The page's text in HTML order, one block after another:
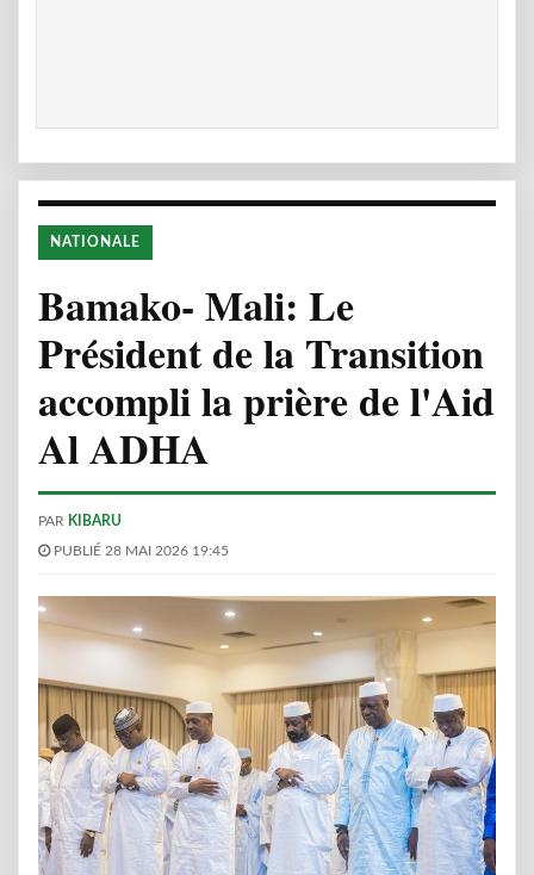
NATIONALE
Bamako- Mali: Le
Président de la Transition
accompli la prière de l'Aid
Al ADHA
PAR KIBARU
PUBLIÉ 28 MAI 2026 19:45